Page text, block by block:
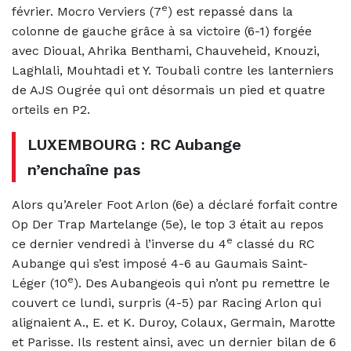
février. Mocro Verviers (7e) est repassé dans la
colonne de gauche grâce à sa victoire (6-1) forgée
avec Dioual, Ahrika Benthami, Chauveheid, Knouzi,
Laghlali, Mouhtadi et Y. Toubali contre les lanterniers
de AJS Ougrée qui ont désormais un pied et quatre
orteils en P2.
LUXEMBOURG : RC Aubange
n’enchaîne pas
Alors qu’Areler Foot Arlon (6e) a déclaré forfait contre
Op Der Trap Martelange (5e), le top 3 était au repos
ce dernier vendredi à l’inverse du 4e classé du RC
Aubange qui s’est imposé 4-6 au Gaumais Saint-
Léger (10e). Des Aubangeois qui n’ont pu remettre le
couvert ce lundi, surpris (4-5) par Racing Arlon qui
alignaient A., E. et K. Duroy, Colaux, Germain, Marotte
et Parisse. Ils restent ainsi, avec un dernier bilan de 6